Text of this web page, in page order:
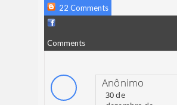
22 Comments
Comments
Anônimo
30 de